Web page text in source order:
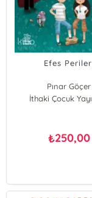
Efes
Pınar Göçer
İthaki Çocuk
₺250,00